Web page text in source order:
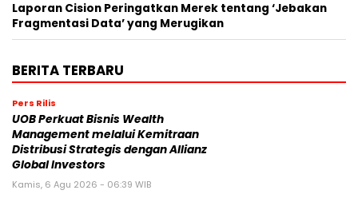
Laporan Cision Peringatkan Merek tentang ‘Jebakan
Fragmentasi Data’ yang Merugikan
BERITA TERBARU
Pers Rilis
UOB Perkuat Bisnis Wealth
Management melalui Kemitraan
Distribusi Strategis dengan Allianz
Global Investors
Kamis, 6 Agu 2026 - 06:39 WIB